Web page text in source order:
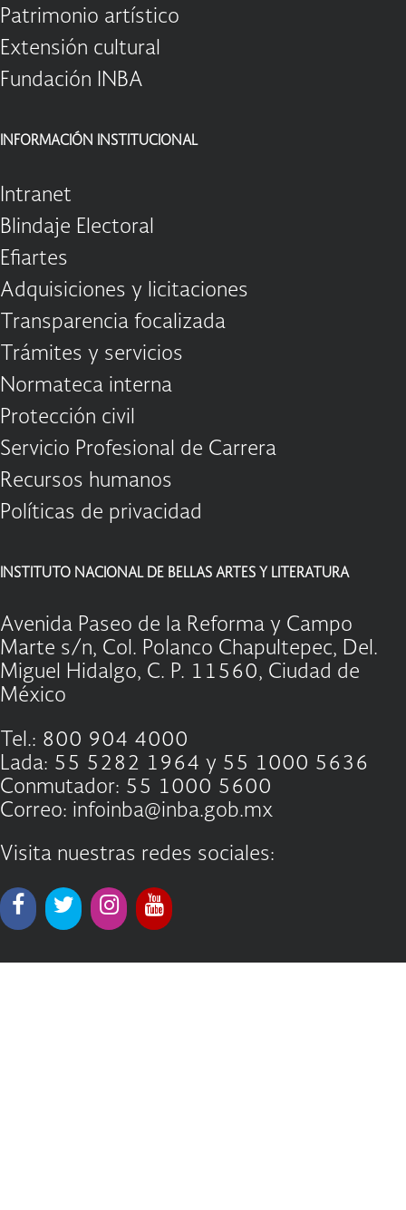
Patrimonio artístico
Extensión cultural
Fundación INBA
INFORMACIÓN INSTITUCIONAL
Intranet
Blindaje Electoral
Efiartes
Adquisiciones y licitaciones
Transparencia focalizada
Trámites y servicios
Normateca interna
Protección civil
Servicio Profesional de Carrera
Recursos humanos
Políticas de privacidad
INSTITUTO NACIONAL DE BELLAS ARTES Y LITERATURA
Avenida Paseo de la Reforma y Campo
Marte s/n, Col. Polanco Chapultepec, Del.
Miguel Hidalgo, C. P. 11560, Ciudad de
México
Tel.: 800 904 4000
Lada: 55 5282 1964 y 55 1000 5636
Conmutador: 55 1000 5600
Correo: infoinba@inba.gob.mx
Visita nuestras redes sociales: